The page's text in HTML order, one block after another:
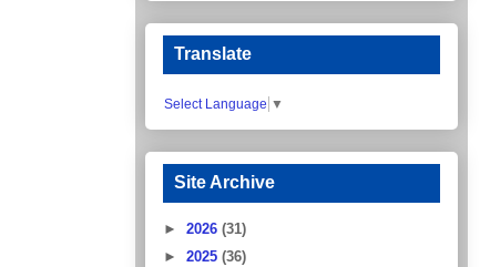
Translate
Select Language ▼
Site Archive
► 2026 (31)
► 2025 (36)